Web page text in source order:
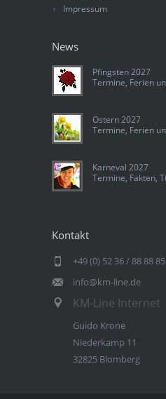
Impressum
News
Pfingsten 2027
Termine, Ferien
Ostern 2027
Termine, Ferien
Karneval 2027
Termine, Fakten,
Kontakt
+49 (0) 52 36 / 88 88 85
info@km-line.de
KM-Line Internet
Guido Krone
Niederkamp 11
32825 Blomberg